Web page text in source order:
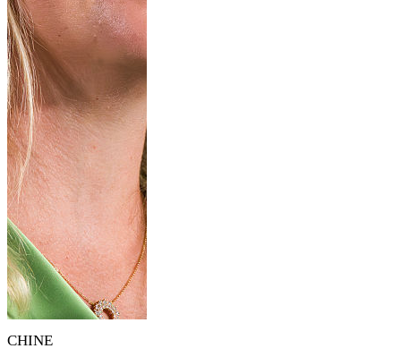
CHINE